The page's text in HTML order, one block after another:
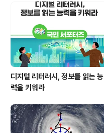
디지털 리터러시, 정보를 읽는 능
력을 키워라